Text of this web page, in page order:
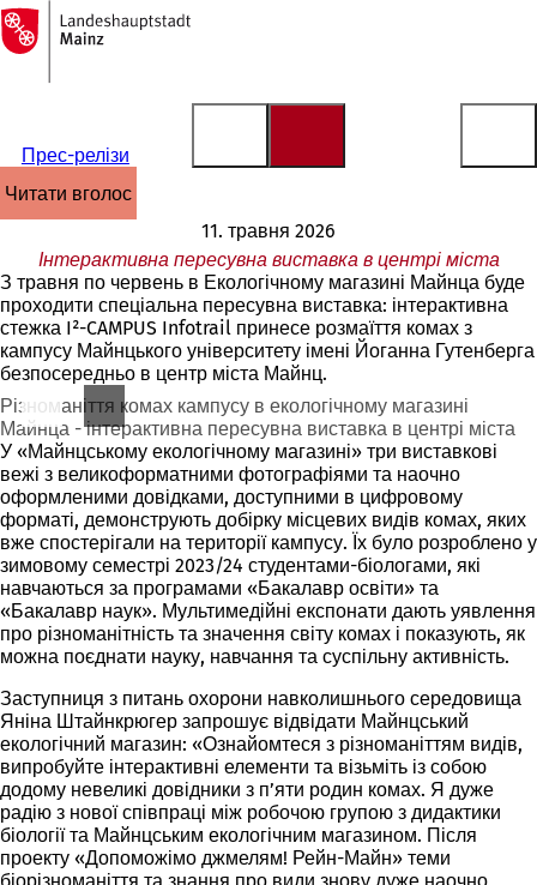
Перейти до змісту
На
головну
сторінку
Прес-релізи
читати вголос
11. травня 2026
Інтерактивна пересувна виставка в центрі міста
З травня по червень в Екологічному магазині Майнца буде
проходити спеціальна пересувна виставка: інтерактивна
стежка I²-CAMPUS Infotrail принесе розмаїття комах з
кампусу Майнцького університету імені Йоганна Гутенберга
безпосередньо в центр міста Майнц.
Різноманіття комах кампусу в екологічному магазині
Майнца - інтерактивна пересувна виставка в центрі міста
У «Майнцському екологічному магазині» три виставкові
вежі з великоформатними фотографіями та наочно
оформленими довідками, доступними в цифровому
форматі, демонструють добірку місцевих видів комах, яких
вже спостерігали на території кампусу. Їх було розроблено у
зимовому семестрі 2023/24 студентами-біологами, які
навчаються за програмами «Бакалавр освіти» та
«Бакалавр наук». Мультимедійні експонати дають уявлення
про різноманітність та значення світу комах і показують, як
можна поєднати науку, навчання та суспільну активність.
Заступниця з питань охорони навколишнього середовища
Яніна Штайнкрюгер запрошує відвідати Майнцський
екологічний магазин: «Ознайомтеся з різноманіттям видів,
випробуйте інтерактивні елементи та візьміть із собою
додому невеликі довідники з п’яти родин комах. Я дуже
радію з нової співпраці між робочою групою з дидактики
біології та Майнцським екологічним магазином. Після
проекту «Допоможімо джмелям! Рейн-Майн» теми